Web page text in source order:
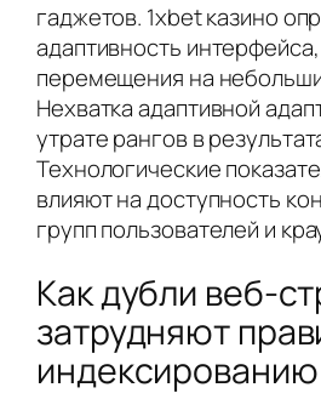
гаджетов. 1xbet казино
адаптивность
перемещения на
Нехватка адаптивной
утрате рангов в
Технологические
влияют на доступность
групп пользователей и
Как дубли веб-
затрудняют
индексированию